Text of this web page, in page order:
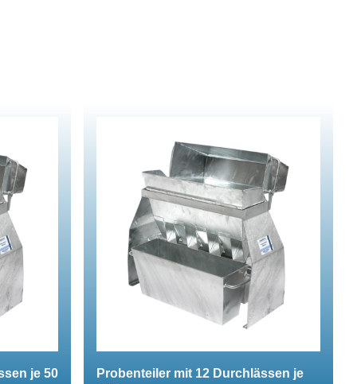
je 50
Probenteiler mit 12 Durchlässen je